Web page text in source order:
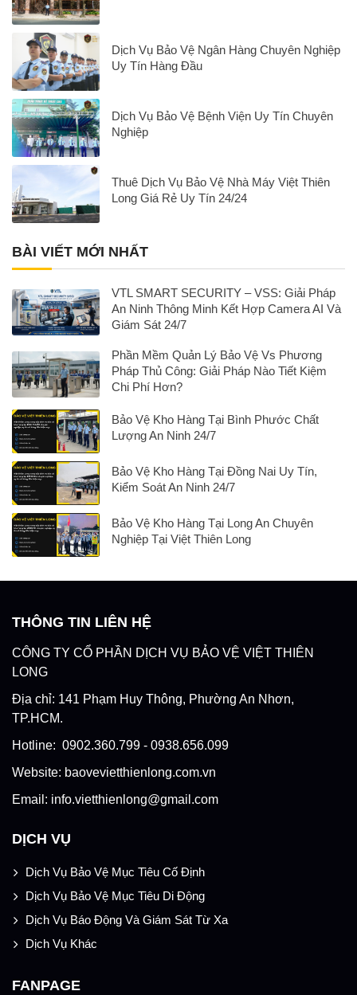
Dịch Vụ Bảo Vệ Ngân Hàng Chuyên Nghiệp
Uy Tín Hàng Đầu
Dịch Vụ Bảo Vệ Bệnh Viện Uy Tín Chuyên
Nghiệp
Thuê Dịch Vụ Bảo Vệ Nhà Máy Việt Thiên
Long Giá Rẻ Uy Tín 24/24
BÀI VIẾT MỚI NHẤT
VTL SMART SECURITY – VSS: Giải Pháp
An Ninh Thông Minh Kết Hợp Camera AI Và
Giám Sát 24/7
Phần Mềm Quản Lý Bảo Vệ Vs Phương
Pháp Thủ Công: Giải Pháp Nào Tiết Kiệm
Chi Phí Hơn?
Bảo Vệ Kho Hàng Tại Bình Phước Chất
Lượng An Ninh 24/7
Bảo Vệ Kho Hàng Tại Đồng Nai Uy Tín,
Kiểm Soát An Ninh 24/7
Bảo Vệ Kho Hàng Tại Long An Chuyên
Nghiệp Tại Việt Thiên Long
THÔNG TIN LIÊN HỆ
CÔNG TY CỔ PHẦN DỊCH VỤ BẢO VỆ VIỆT THIÊN
LONG
Địa chỉ: 141 Phạm Huy Thông, Phường An Nhơn,
TP.HCM.
Hotline: 0902.360.799 - 0938.656.099
Website: baovevietthienlong.com.vn
Email: info.vietthienlong@gmail.com
DỊCH VỤ
Dịch Vụ Bảo Vệ Mục Tiêu Cố Định
Dịch Vụ Bảo Vệ Mục Tiêu Di Động
Dịch Vụ Báo Động Và Giám Sát Từ Xa
Dịch Vụ Khác
FANPAGE